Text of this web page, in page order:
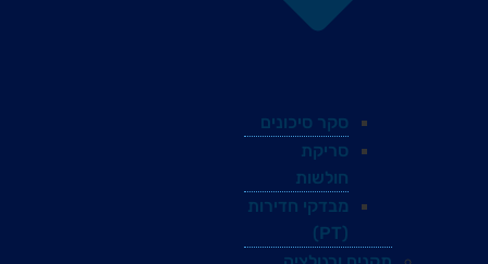
סקר סיכונים
סריקת
חולשות
מבדקי חדירות
(PT)